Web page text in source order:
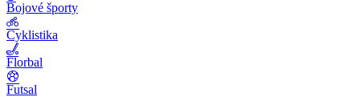
Bojové športy
Cyklistika
Florbal
Futsal